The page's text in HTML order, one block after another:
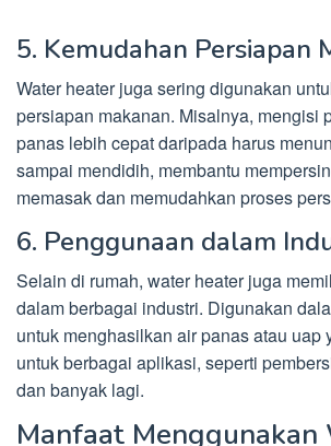
5. Kemudahan Persiapan
Water heater juga sering digunakan
persiapan makanan. Misalnya, mengisi
panas lebih cepat daripada harus
sampai mendidih, membantu
memasak dan memudahkan proses
6. Penggunaan dalam
Selain di rumah, water heater juga
dalam berbagai industri. Digunakan
untuk menghasilkan air panas atau uap
untuk berbagai aplikasi, seperti
dan banyak lagi.
Manfaat Menggunakan